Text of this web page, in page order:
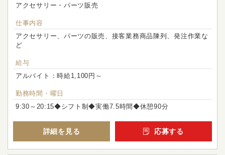
アクセサリー・パーツ販売
仕事内容
アクセサリー、パーツの販売、接客業務商品陳列、発注作業な
ど
給与
アルバイト：時給1,100円～
勤務時間・曜日
9:30～20:15◆シフト制◆実働7.5時間◆休憩90分
詳細を見る 応募する